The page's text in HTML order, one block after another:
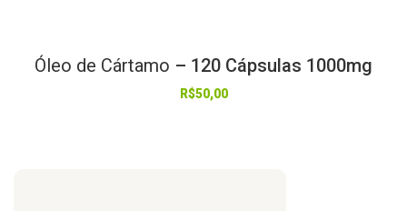
Óleo de Cártamo – 120 Cápsulas 1000mg
R$50,00